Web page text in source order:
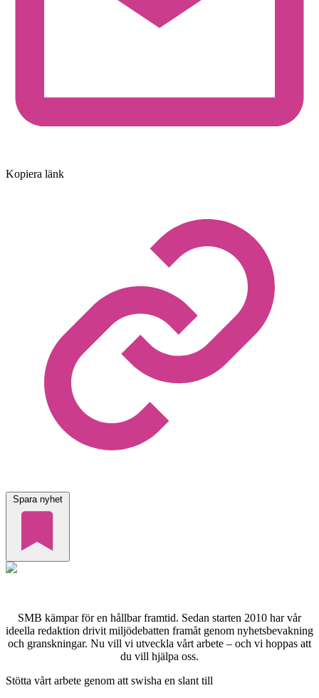
Kopiera länk
Spara nyhet
SMB kämpar för en hållbar framtid. Sedan starten 2010 har vår
ideella redaktion drivit miljödebatten framåt genom nyhetsbevakning
och granskningar. Nu vill vi utveckla vårt arbete – och vi hoppas att
du vill hjälpa oss.
Stötta vårt arbete genom att swisha en slant till